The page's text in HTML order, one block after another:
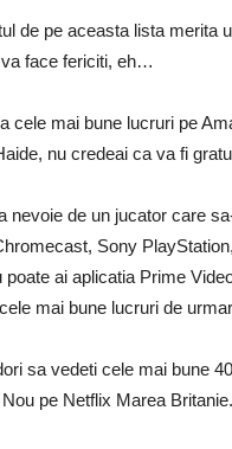
de pe aceasta lista merita
face fericiti, eh…
cele mai bune lucruri pe
nu credeai ca va fi
nevoie de un jucator care
Sony
ai aplicatia Prime
mai bune lucruri de
sa vedeti cele mai bune
pe Netflix Marea Britanie.